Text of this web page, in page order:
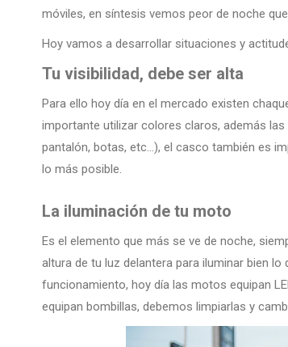
móviles, en síntesis vemos peor de noche
Hoy vamos a desarrollar situaciones y
Tu visibilidad, debe ser alta
Para ello hoy día en el mercado existen
importante utilizar colores claros, además
pantalón, botas, etc…), el casco también es
lo más posible.
La iluminación de tu moto
Es el elemento que más se ve de noche,
altura de tu luz delantera para iluminar bien
funcionamiento, hoy día las motos equipan
equipan bombillas, debemos limpiarlas y